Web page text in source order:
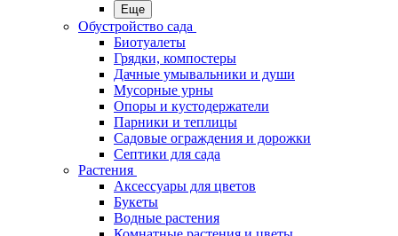
Еще
Обустройство сада
Биотуалеты
Грядки, компостеры
Дачные умывальники и души
Мусорные урны
Опоры и кустодержатели
Парники и теплицы
Садовые ограждения и дорожки
Септики для сада
Растения
Аксессуары для цветов
Букеты
Водные растения